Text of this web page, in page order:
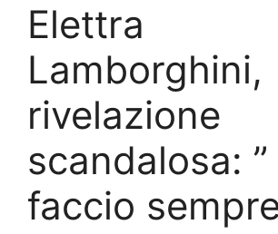
Elettra
Lamborghini,
rivelazione
scandalosa:
faccio